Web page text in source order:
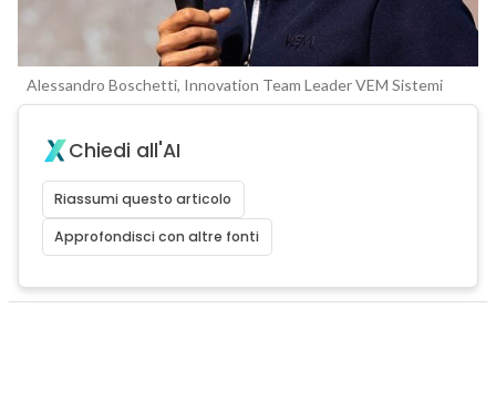
Alessandro Boschetti, Innovation Team Leader VEM Sistemi
Chiedi all'AI
Riassumi questo articolo
Approfondisci con altre fonti